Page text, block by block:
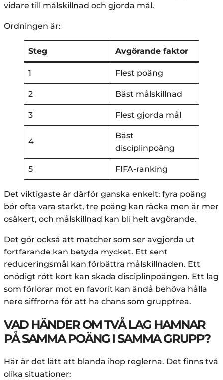
vidare till målskillnad och gjorda mål.
Ordningen är:
Steg Avgörande faktor
1 Flest poäng
2 Bäst målskillnad
3 Flest gjorda mål
4
Bäst
disciplinpoäng
5 FIFA-ranking
Det viktigaste är därför ganska enkelt: fyra poäng
bör ofta vara starkt, tre poäng kan räcka men är mer
osäkert, och målskillnad kan bli helt avgörande.
Det gör också att matcher som ser avgjorda ut
fortfarande kan betyda mycket. Ett sent
reduceringsmål kan förbättra målskillnaden. Ett
onödigt rött kort kan skada disciplinpoängen. Ett lag
som förlorar mot en favorit kan ändå behöva hålla
nere siffrorna för att ha chans som grupptrea.
VAD HÄNDER OM TVÅ LAG HAMNAR
PÅ SAMMA POÄNG I SAMMA GRUPP?
Här är det lätt att blanda ihop reglerna. Det finns två
olika situationer: